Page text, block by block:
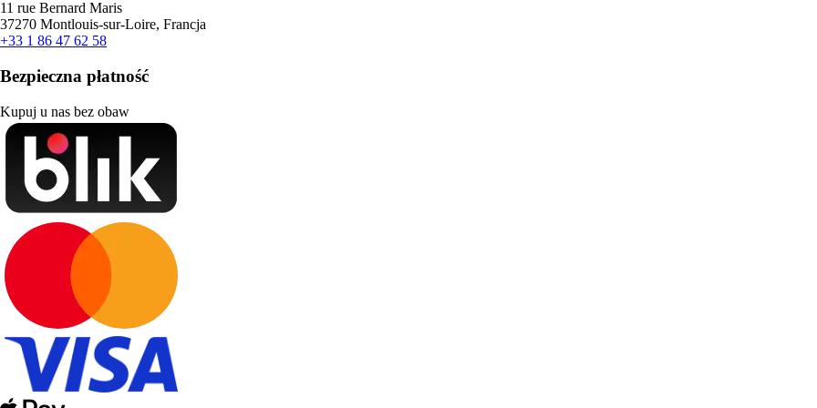
11 rue Bernard Maris
37270 Montlouis-sur-Loire, Francja
+33 1 86 47 62 58
Bezpieczna płatność
Kupuj u nas bez obaw